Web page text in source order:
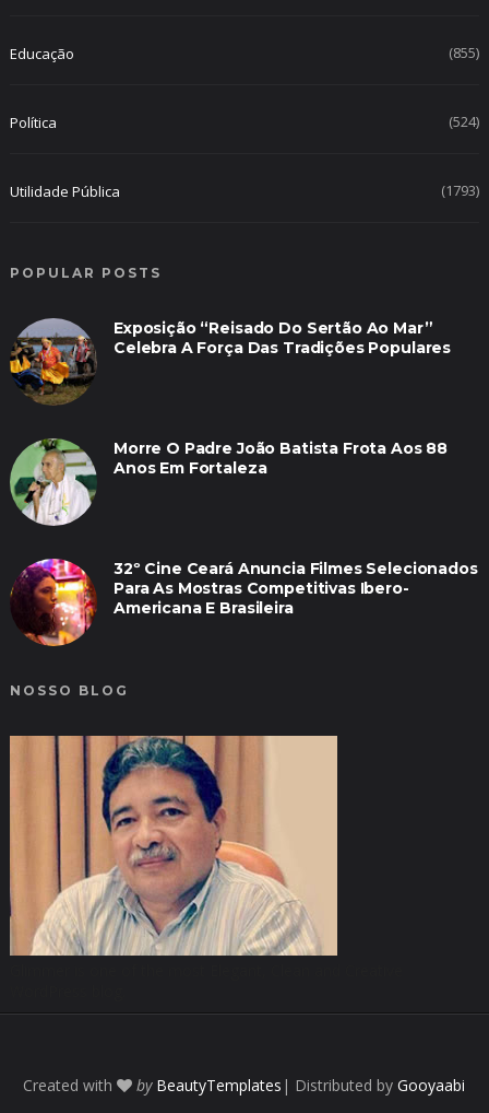
Educação (855)
Política (524)
Utilidade Pública (1793)
POPULAR POSTS
Exposição “Reisado Do Sertão Ao Mar”
Celebra A Força Das Tradições Populares
Morre O Padre João Batista Frota Aos 88
Anos Em Fortaleza
32º Cine Ceará Anuncia Filmes Selecionados
Para As Mostras Competitivas Ibero-
Americana E Brasileira
NOSSO BLOG
Created with by BeautyTemplates | Distributed byGooyaabi